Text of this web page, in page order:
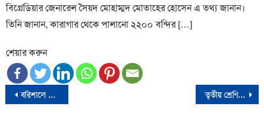
বিগ্রেডিয়ার জেনারেল সৈয়দ মোহাম্মদ মোতাহের হোসেন এ তথ্য জানান।
তিনি জানান, কারাগার থেকে পালানো ২২০০ বন্দির […]
শেয়ার করুন
Post
বরিশালে ভোট বর্জনের লিফলেট বিতরণকালে বিএনপি নেতাদের উপর লাঠিচার্জ, আটক ৭ তৃতীয় শ্রেণির ইসলাম শিক্ষা বইয়ে দুর্গার ছবি